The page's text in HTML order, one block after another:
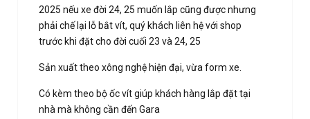
2025 nếu xe đời 24, 25 muốn lắp cũng được nhưng
phải chế lại lỗ bắt vít, quý khách liên hệ với shop
trước khi đặt cho đời cuối 23 và 24, 25
Sản xuất theo xông nghệ hiện đại, vừa form xe.
Có kèm theo bộ ốc vít giúp khách hàng lắp đặt tại
nhà mà không cần đến Gara